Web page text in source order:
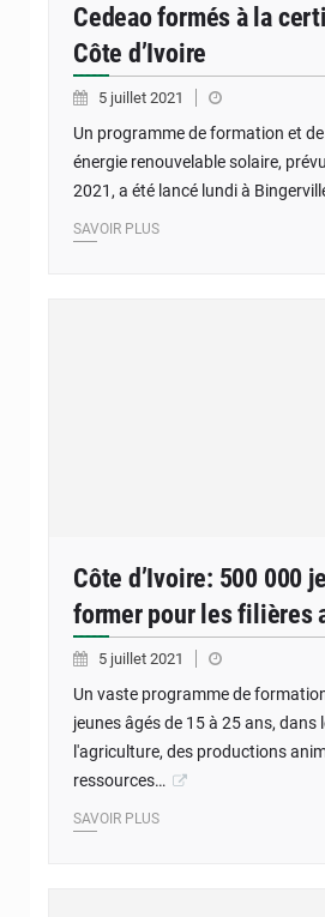
Cedeao formés à la
Côte d’Ivoire
5 juillet 2021
Un programme de formation et
énergie renouvelable solaire,
2021, a été lancé lundi à
SAVOIR PLUS
Côte d’Ivoire: 500 000
former pour les filières
5 juillet 2021
Un vaste programme de
jeunes âgés de 15 à 25 ans, dans
l'agriculture, des productions
ressources…
SAVOIR PLUS